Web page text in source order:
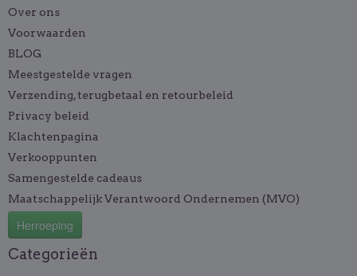
Over ons
Voorwaarden
BLOG
Meestgestelde vragen
Verzending, terugbetaal en retourbeleid
Privacy beleid
Klachtenpagina
Verkooppunten
Samengestelde cadeaus
Maatschappelijk Verantwoord Ondernemen (MVO)
Herroeping
Categorieën